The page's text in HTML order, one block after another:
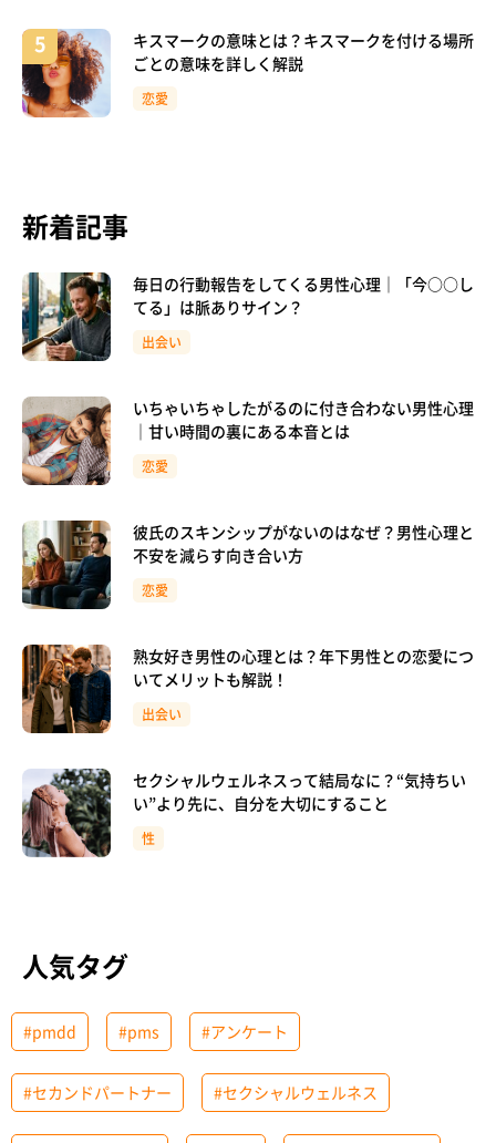
キスマークの意味とは？キスマークを付ける場所
ごとの意味を詳しく解説
恋愛
新着記事
毎日の行動報告をしてくる男性心理｜「今○○し
てる」は脈ありサイン？
出会い
いちゃいちゃしたがるのに付き合わない男性心理
｜甘い時間の裏にある本音とは
恋愛
彼氏のスキンシップがないのはなぜ？男性心理と
不安を減らす向き合い方
恋愛
熟女好き男性の心理とは？年下男性との恋愛につ
いてメリットも解説！
出会い
セクシャルウェルネスって結局なに？“気持ちい
い”より先に、自分を大切にすること
性
人気タグ
#pmdd #pms #アンケート
#セカンドパートナー #セクシャルウェルネス